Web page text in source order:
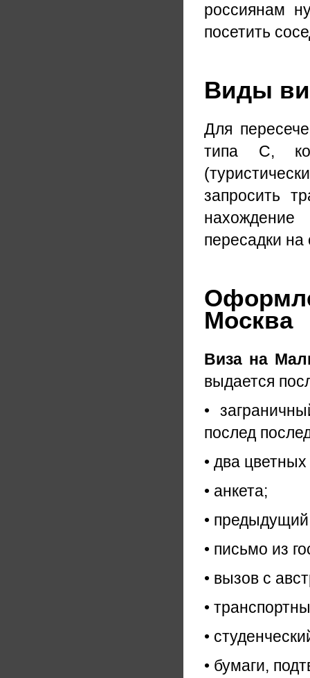
россиянам
посетить
Виды
Для
типа С,
запросить
пересадки на
Москва
Виза на
выдается
•
послед
• два
• анкета;
• предыдущий
• письмо из
• вызов с
•
•
• бумаги,